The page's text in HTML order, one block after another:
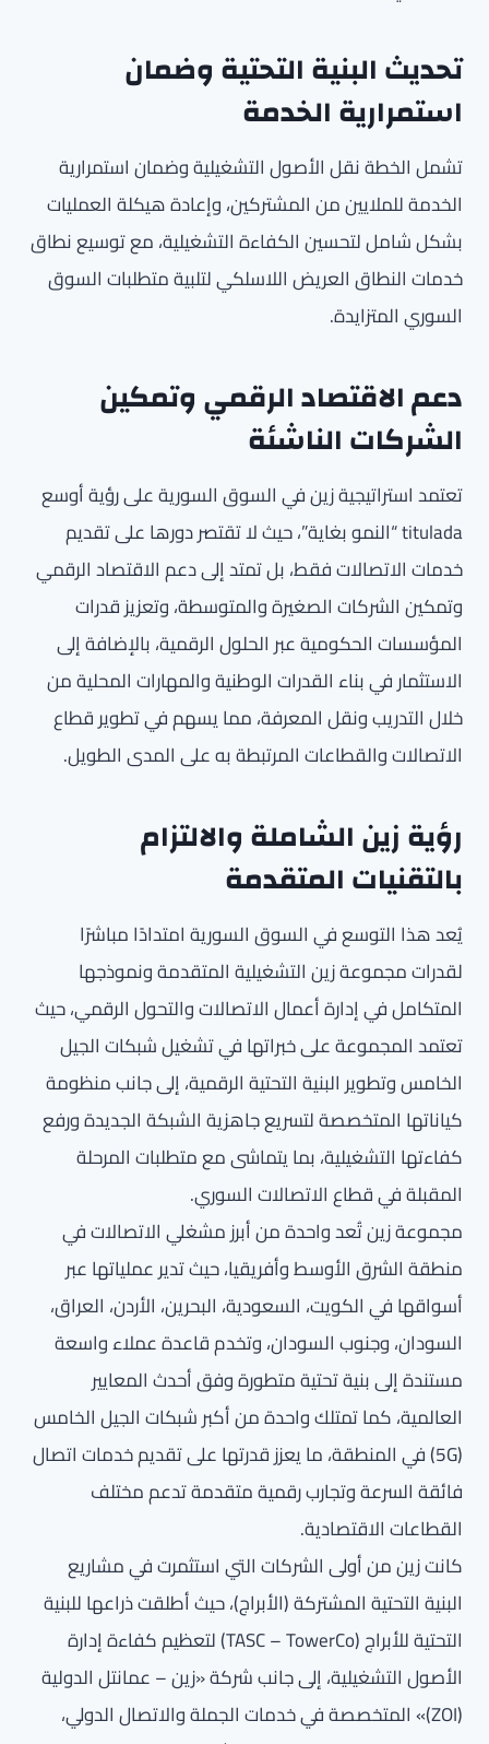
تحديث البنية التحتية وضمان
استمرارية الخدمة
تشمل الخطة نقل الأصول التشغيلية وضمان استمرارية
الخدمة للملايين من المشتركين، وإعادة هيكلة العمليات
بشكل شامل لتحسين الكفاءة التشغيلية، مع توسيع نطاق
خدمات النطاق العريض اللاسلكي لتلبية متطلبات السوق
السوري المتزايدة.
دعم الاقتصاد الرقمي وتمكين
الشركات الناشئة
تعتمد استراتيجية زين في السوق السورية على رؤية أوسع
titulada “النمو بغاية”، حيث لا تقتصر دورها على تقديم
خدمات الاتصالات فقط، بل تمتد إلى دعم الاقتصاد الرقمي
وتمكين الشركات الصغيرة والمتوسطة، وتعزيز قدرات
المؤسسات الحكومية عبر الحلول الرقمية، بالإضافة إلى
الاستثمار في بناء القدرات الوطنية والمهارات المحلية من
خلال التدريب ونقل المعرفة، مما يسهم في تطوير قطاع
الاتصالات والقطاعات المرتبطة به على المدى الطويل.
رؤية زين الشاملة والالتزام
بالتقنيات المتقدمة
يُعد هذا التوسع في السوق السورية امتدادًا مباشرًا
لقدرات مجموعة زين التشغيلية المتقدمة ونموذجها
المتكامل في إدارة أعمال الاتصالات والتحول الرقمي، حيث
تعتمد المجموعة على خبراتها في تشغيل شبكات الجيل
الخامس وتطوير البنية التحتية الرقمية، إلى جانب منظومة
كياناتها المتخصصة لتسريع جاهزية الشبكة الجديدة ورفع
كفاءتها التشغيلية، بما يتماشى مع متطلبات المرحلة
المقبلة في قطاع الاتصالات السوري.
مجموعة زين تُعد واحدة من أبرز مشغلي الاتصالات في
منطقة الشرق الأوسط وأفريقيا، حيث تدير عملياتها عبر
أسواقها في الكويت، السعودية، البحرين، الأردن، العراق،
السودان، وجنوب السودان، وتخدم قاعدة عملاء واسعة
مستندة إلى بنية تحتية متطورة وفق أحدث المعايير
العالمية، كما تمتلك واحدة من أكبر شبكات الجيل الخامس
(5G) في المنطقة، ما يعزز قدرتها على تقديم خدمات اتصال
فائقة السرعة وتجارب رقمية متقدمة تدعم مختلف
القطاعات الاقتصادية.
كانت زين من أولى الشركات التي استثمرت في مشاريع
البنية التحتية المشتركة (الأبراج)، حيث أطلقت ذراعها للبنية
التحتية للأبراج (TASC – TowerCo) لتعظيم كفاءة إدارة
الأصول التشغيلية، إلى جانب شركة «زين – عمانتل الدولية
(ZOI)» المتخصصة في خدمات الجملة والاتصال الدولي،